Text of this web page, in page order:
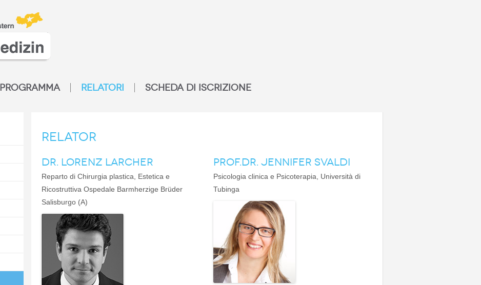
PROGRAMMA RELATORI SCHEDA DI ISCRIZIONE
Relator
DR. LORENZ LARCHER
Reparto di Chirurgia plastica, Estetica e
Ricostruttiva Ospedale Barmherzige Brüder
Salisburgo (A)
PROF.DR. JENNIFER SVALDI
Psicologia clinica e Psicoterapia, Università di
Tubinga